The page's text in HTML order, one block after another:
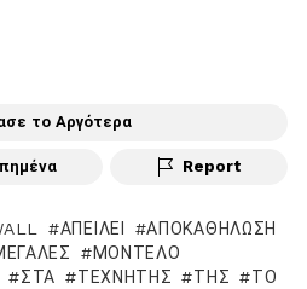
το Αργότερα
Report
ΑΠΕΙΛΕΊ
ΑΠΟΚΑΘΉΛΩΣΗ
ΜΟΝΤΈΛΟ
ΣΤΑ ΤΕΧΝΗΤΉΣ ΤΗΣ ΤΟ